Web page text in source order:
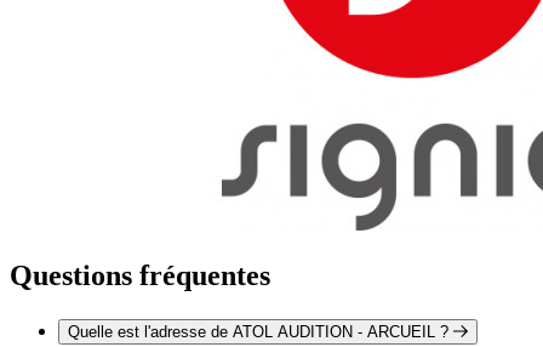
Questions fréquentes
Quelle est l'adresse de ATOL AUDITION - ARCUEIL ?